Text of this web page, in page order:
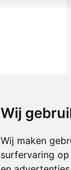
Wij
Wij maken
surfervaring